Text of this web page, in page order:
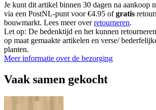
Je kunt dit artikel binnen 30 dagen na aankoop
via een PostNL-punt voor €4.95 ofgratis
bouwmarkt. Lees meer overretourneren.
Let op: De bedenktijd en het kunnen
op maat gemaakte artikelen en verse/
planten.
Meer informatie over de bezorging
Vaak samen gekocht